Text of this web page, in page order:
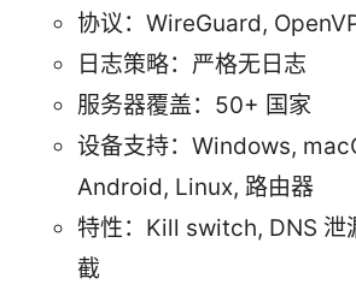
协议：WireGuard,
日志策略：严格无日志
服务器覆盖：50+ 国家
设备支持：Windows,
Android, Linux, 路由器
特性：Kill switch, DNS 泄
截